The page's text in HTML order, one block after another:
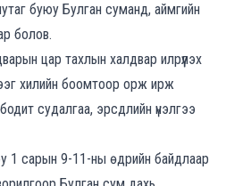
буюу Булган суманд, аймгийн
болов.
цар тахлын халдвар илрүүлэх
хилийн боомтоор орж ирж
судалгаа, эрсдлийн үнэлгээ
1 сарын 9-11-ны өдрийн байдлаар